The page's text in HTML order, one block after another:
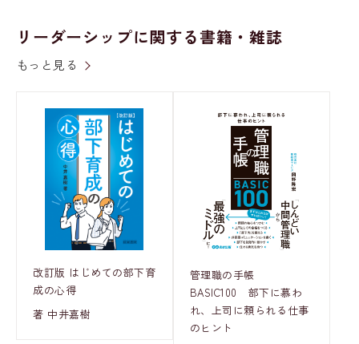
リーダーシップに関する書籍・雑誌
もっと見る
改訂版 はじめての部下育
成の心得
著 中井嘉樹
管理職の手帳
BASIC100 部下に慕わ
れ、上司に頼られる仕事
のヒント